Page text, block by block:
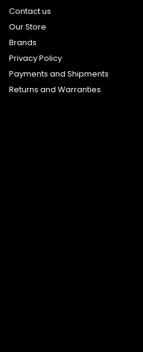
Contact us
Our Store
Brands
Privacy Policy
Payments and Shipments
Returns and Warranties